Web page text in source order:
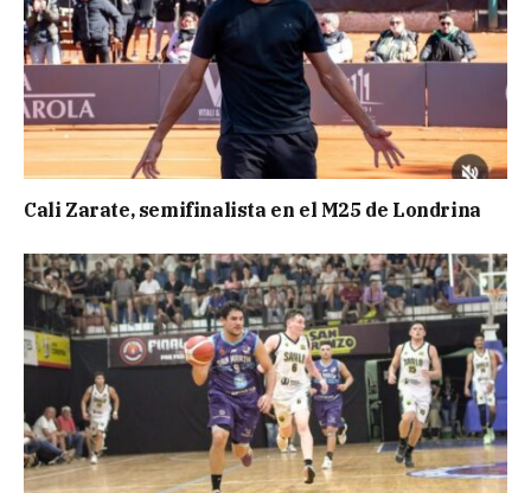
Cali Zarate, semifinalista en el M25 de Londrina